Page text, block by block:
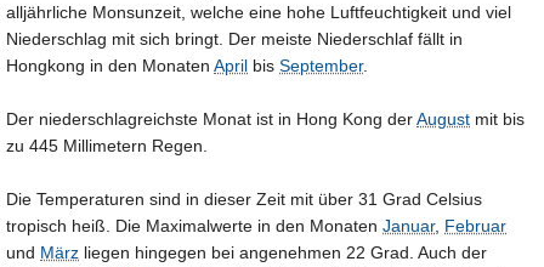
alljährliche Monsunzeit, welche eine hohe Luftfeuchtigkeit und viel
Niederschlag mit sich bringt. Der meiste Niederschlaf fällt in
Hongkong in den Monaten April bis September.
Der niederschlagreichste Monat ist in Hong Kong derAugust mit bis
zu 445 Millimetern Regen.
Die Temperaturen sind in dieser Zeit mit über 31 Grad Celsius
tropisch heiß. Die Maximalwerte in den Monaten Januar, Februar
und März liegen hingegen bei angenehmen 22 Grad. Auch der